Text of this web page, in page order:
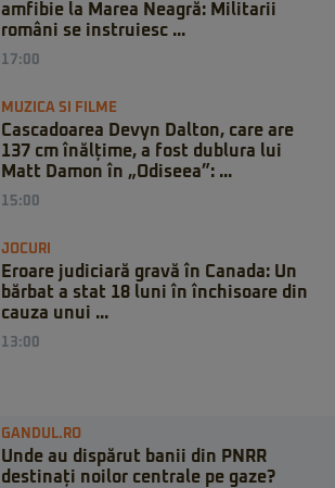
amfibie la Marea Neagră: Militarii
români se instruiesc ...
17:00
MUZICA SI FILME
Cascadoarea Devyn Dalton, care are
137 cm înălțime, a fost dublura lui
Matt Damon în „Odiseea”: ...
15:00
JOCURI
Eroare judiciară gravă în Canada: Un
bărbat a stat 18 luni în închisoare din
cauza unui ...
13:00
GANDUL.RO
Unde au dispărut banii din PNRR
destinați noilor centrale pe gaze?